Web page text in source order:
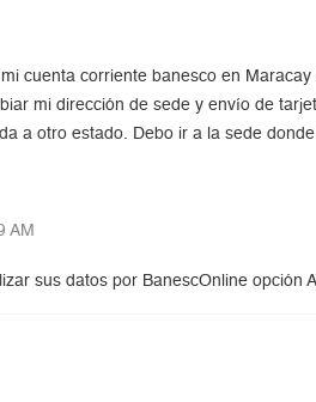
cuenta corriente banesco en
mi dirección de sede y envío de
a otro estado. Debo ir a la sede
AM
sus datos por BanescOnline opción